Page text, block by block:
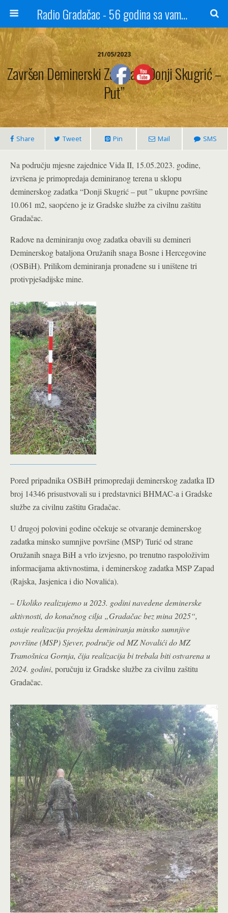
Radio Gradačac - 56 godina sa vama...
21/05/2023
Završen Deminerski Zadatak “Donji Skugrić –
Put”
Share Tweet Pin Mail SMS
Na području mjesne zajednice Vida II, 15.05.2023. godine,
izvršena je primopredaja deminiranog terena u sklopu
deminerskog zadatka “Donji Skugrić – put ” ukupne površine
10.061 m2, saopćeno je iz Gradske službe za civilnu zaštitu
Gradačac.
Radove na deminiranju ovog zadatka obavili su demineri
Deminerskog bataljona Oružanih snaga Bosne i Hercegovine
(OSBiH). Prilikom deminiranja pronađene su i uništene tri
protivpješadijske mine.
Pored pripadnika OSBiH primopredaji deminerskog zadatka ID
broj 14346 prisustvovali su i predstavnici BHMAC-a i Gradske
službe za civilnu zaštitu Gradačac.
U drugoj polovini godine očekuje se otvaranje deminerskog
zadatka minsko sumnjive površine (MSP) Turić od strane
Oružanih snaga BiH a vrlo izvjesno, po trenutno raspoloživim
informacijama aktivnostima, i deminerskog zadatka MSP Zapad
(Rajska, Jasjenica i dio Novalića).
– Ukoliko realizujemo u 2023. godini navedene deminerske
aktivnosti, do konačnog cilja „Gradačac bez mina 2025“,
ostaje realizacija projekta deminiranja minsko sumnjive
površine (MSP) Sjever, područje od MZ Novalići do MZ
Tramošnica Gornja, čija realizacija bi trebala biti ostvarena u
2024. godini, poručuju iz Gradske službe za civilnu zaštitu
Gradačac.